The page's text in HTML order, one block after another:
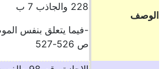
الوصف
228 والجاذب 7 ب
ص 526-527